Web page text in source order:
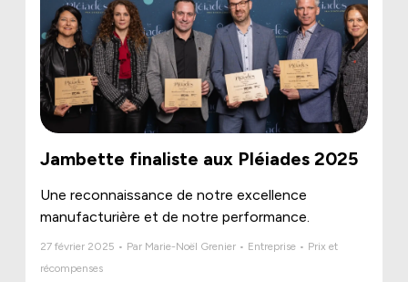
Jambette finaliste aux Pléiades 2025
Une reconnaissance de notre excellence
manufacturière et de notre performance.
27 février 2025 • Par Marie-Noël Grenier • Entreprise • Prix et
récompenses